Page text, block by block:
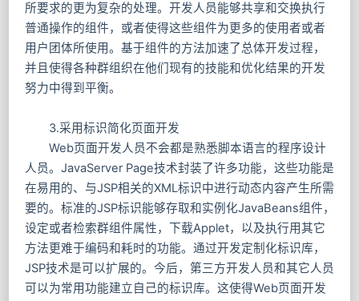
所要求的更为复杂的处理。开发人员能够共享和交换执行
普通操作的组件，或者使得这些组件为更多的使用者或者
用户团体所使用。基于组件的方法加速了总体开发过程，
并且使得各种群组织在他们现有的技能和优化结果的开发
努力中得到平衡。
3.采用标识简化页面开发
Web页面开发人员不会都是熟悉脚本语言的程序设计
人员。JavaServer Page技术封装了许多功能，这些功能是
在易用的、与JSP相关的XML标识中进行动态内容产生所需
要的。标准的JSP标识能够存取和实例化JavaBeans组件，
设定或者检索群组件属性，下载Applet，以及执行用其它
方法更难于编码和耗时的功能。通过开发定制化标识库，
JSP技术是可以扩展的。今后，第三方开发人员和其它人员
可以为常用功能建立自己的标识库。这使得Web页面开发